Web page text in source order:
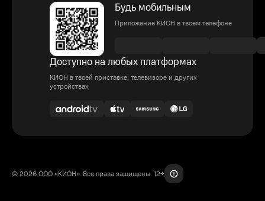
Будь мобильным
Приложение КИОН в твоем телефоне
Доступно на любых платформах
КИОН в твоей приставке, телевизоре и других
устройствах
© 2026 ООО «КИОН». Все права защищены. 12+